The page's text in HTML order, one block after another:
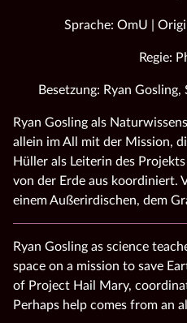
Sprache: OmU |
Regie:
Besetzung: Ryan
Ryan Gosling als
allein im All mit der Mission,
Hüller als Leiterin des
von der Erde aus koordiniert.
einem Außerirdischen, dem
Ryan Gosling as science
space on a mission to save
of Project Hail Mary,
Perhaps help comes from an